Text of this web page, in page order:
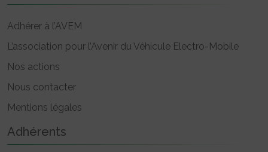
Adhérer à l’AVEM
L’association pour l’Avenir du Véhicule Electro-Mobile
Nos actions
Nous contacter
Mentions légales
Adhérents